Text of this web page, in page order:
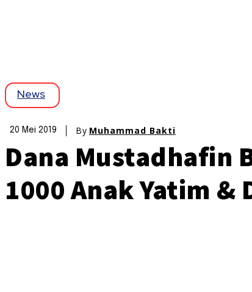
News
20 Mei 2019 By Muhammad Bakti
Dana Mustadhafin
1000 Anak Yatim &